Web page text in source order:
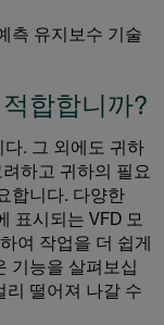
측 유지보수 기술
합합니까?
다. 그 외에도 귀하
하고 귀하의 필요
합니다. 다양한
표시되는 VFD 모
여 작업을 더 쉽게
기능을 살펴보십
리 떨어져 나갈 수